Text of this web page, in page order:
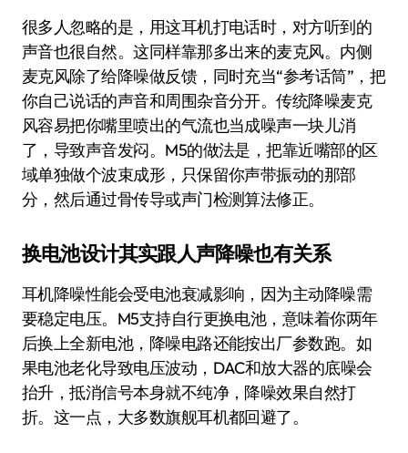
很多人忽略的是，用这耳机打电话时，对方听到的
声音也很自然。这同样靠那多出来的麦克风。内侧
麦克风除了给降噪做反馈，同时充当“参考话筒”，把
你自己说话的声音和周围杂音分开。传统降噪麦克
风容易把你嘴里喷出的气流也当成噪声一块儿消
了，导致声音发闷。M5的做法是，把靠近嘴部的区
域单独做个波束成形，只保留你声带振动的那部
分，然后通过骨传导或声门检测算法修正。
换电池设计其实跟人声降噪也有关系
耳机降噪性能会受电池衰减影响，因为主动降噪需
要稳定电压。M5支持自行更换电池，意味着你两年
后换上全新电池，降噪电路还能按出厂参数跑。如
果电池老化导致电压波动，DAC和放大器的底噪会
抬升，抵消信号本身就不纯净，降噪效果自然打
折。这一点，大多数旗舰耳机都回避了。